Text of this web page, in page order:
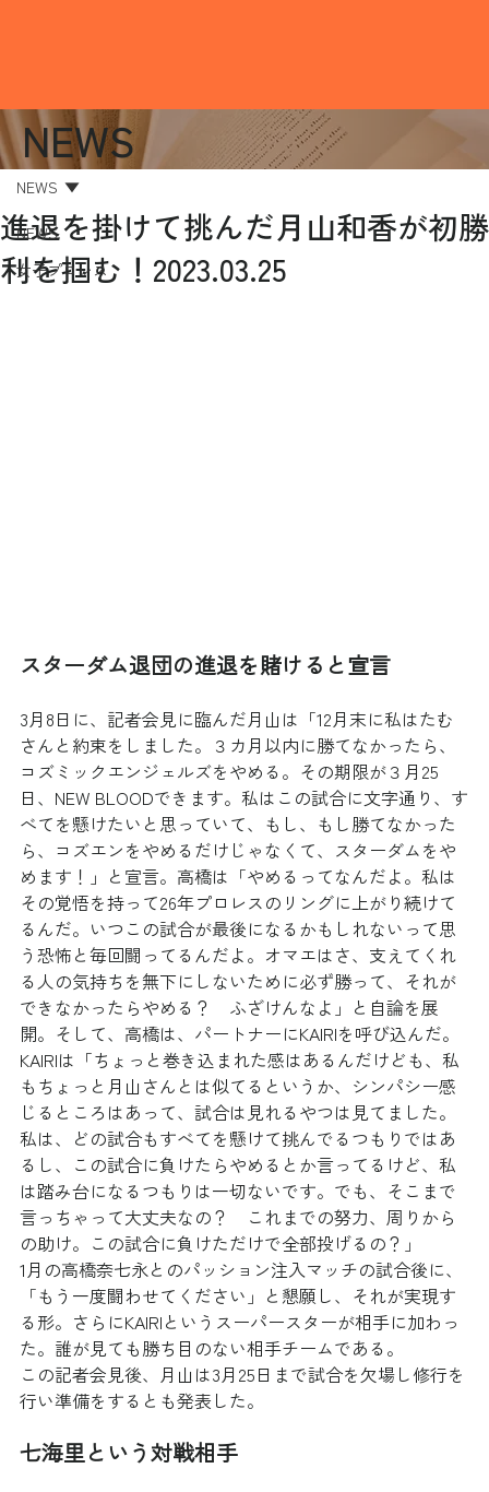
NEWS
女子プロレス
NEWS
進退を掛けて挑んだ月山和香が初勝
利を掴む！2023.03.25
スターダム退団の進退を賭けると宣言
3月8日に、記者会見に臨んだ月山は「12月末に私はたむ
さんと約束をしました。３カ月以内に勝てなかったら、
コズミックエンジェルズをやめる。その期限が３月25
日、NEW BLOODできます。私はこの試合に文字通り、す
べてを懸けたいと思っていて、もし、もし勝てなかった
ら、コズエンをやめるだけじゃなくて、スターダムをや
めます！」と宣言。高橋は「やめるってなんだよ。私は
その覚悟を持って26年プロレスのリングに上がり続けて
るんだ。いつこの試合が最後になるかもしれないって思
う恐怖と毎回闘ってるんだよ。オマエはさ、支えてくれ
る人の気持ちを無下にしないために必ず勝って、それが
できなかったらやめる？　ふざけんなよ」と自論を展
開。そして、高橋は、パートナーにKAIRIを呼び込んだ。
KAIRIは「ちょっと巻き込まれた感はあるんだけども、私
もちょっと月山さんとは似てるというか、シンパシー感
じるところはあって、試合は見れるやつは見てました。
私は、どの試合もすべてを懸けて挑んでるつもりではあ
るし、この試合に負けたらやめるとか言ってるけど、私
は踏み台になるつもりは一切ないです。でも、そこまで
言っちゃって大丈夫なの？　これまでの努力、周りから
の助け。この試合に負けただけで全部投げるの？」
1月の高橋奈七永とのパッション注入マッチの試合後に、
「もう一度闘わせてください」と懇願し、それが実現す
る形。さらにKAIRIというスーパースターが相手に加わっ
た。誰が見ても勝ち目のない相手チームである。
この記者会見後、月山は3月25日まで試合を欠場し修行を
行い準備をするとも発表した。
七海里という対戦相手
NEWS